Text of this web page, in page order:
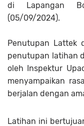
di Lapangan
(05/09/2024).
Penutupan Lattek
penutupan latihan
oleh Inspektur
menyampaikan
berjalan dengan
Latihan ini